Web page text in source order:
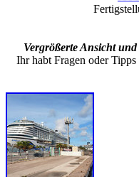
Vergrößerte Ansicht
Ihr habt Fragen oder